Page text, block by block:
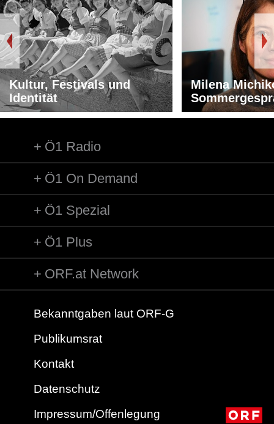
Kultur, Festivals und
Identität
Milena
Ö1 Radio
Ö1 On Demand
Ö1 Spezial
Ö1 Plus
ORF.at Network
Bekanntgaben laut ORF-G
Publikumsrat
Kontakt
Datenschutz
Impressum/Offenlegung